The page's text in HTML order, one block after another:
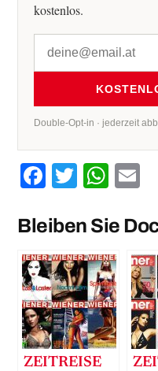
kostenlos.
Double-Opt-in · jederzeit
Facebook
Twitter
Bleiben Sie
ZEITREISE